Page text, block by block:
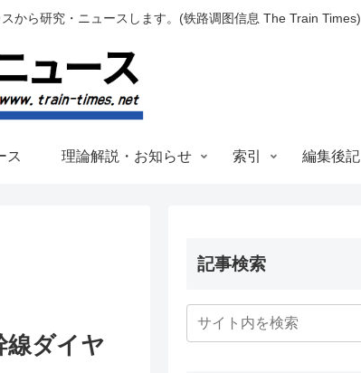
から研究・ニュースします。(铁路调图信息 The Train Times)
ス 理論解説・お知らせ 索引 編集後記
線ダイヤ
記事検索